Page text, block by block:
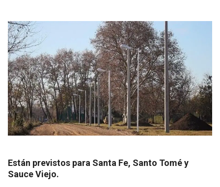
Están previstos para Santa Fe, Santo Tomé y
Sauce Viejo.